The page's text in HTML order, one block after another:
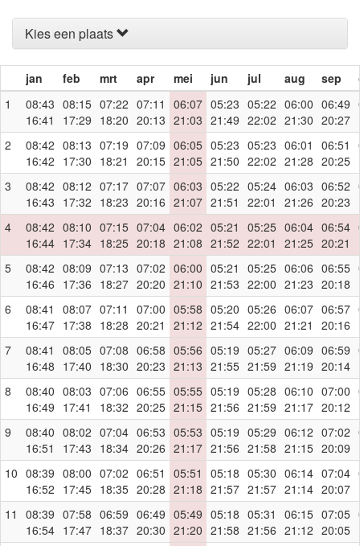
Kies een plaats
jan feb mrt apr mei jun jul aug sep
1
08:43
16:41
08:15
17:29
07:22
18:20
07:11
20:13
06:07
21:03
05:23
21:49
05:22
22:02
06:00
21:30
06:49
20:27
2
08:42
16:42
08:13
17:30
07:19
18:21
07:09
20:15
06:05
21:05
05:23
21:50
05:23
22:02
06:01
21:28
06:51
20:25
3
08:42
16:43
08:12
17:32
07:17
18:23
07:07
20:16
06:03
21:07
05:22
21:51
05:24
22:01
06:03
21:26
06:52
20:23
4
08:42
16:44
08:10
17:34
07:15
18:25
07:04
20:18
06:02
21:08
05:21
21:52
05:25
22:01
06:04
21:25
06:54
20:21
5
08:42
16:46
08:09
17:36
07:13
18:27
07:02
20:20
06:00
21:10
05:21
21:53
05:25
22:00
06:06
21:23
06:55
20:18
6
08:41
16:47
08:07
17:38
07:11
18:28
07:00
20:21
05:58
21:12
05:20
21:54
05:26
22:00
06:07
21:21
06:57
20:16
7
08:41
16:48
08:05
17:40
07:08
18:30
06:58
20:23
05:56
21:13
05:19
21:55
05:27
21:59
06:09
21:19
06:59
20:14
8
08:40
16:49
08:03
17:41
07:06
18:32
06:55
20:25
05:55
21:15
05:19
21:56
05:28
21:59
06:10
21:17
07:00
20:12
9
08:40
16:51
08:02
17:43
07:04
18:34
06:53
20:26
05:53
21:17
05:19
21:56
05:29
21:58
06:12
21:15
07:02
20:09
10 08:39
16:52
08:00
17:45
07:02
18:35
06:51
20:28
05:51
21:18
05:18
21:57
05:30
21:57
06:14
21:14
07:04
20:07
11
08:39
16:54
07:58
17:47
06:59
18:37
06:49
20:30
05:49
21:20
05:18
21:58
05:31
21:56
06:15
21:12
07:05
20:05